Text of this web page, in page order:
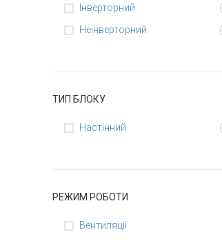
Інверторний
Неінверторний
ТИП БЛОКУ
Настінний
РЕЖИМ РОБОТИ
Вентиляції